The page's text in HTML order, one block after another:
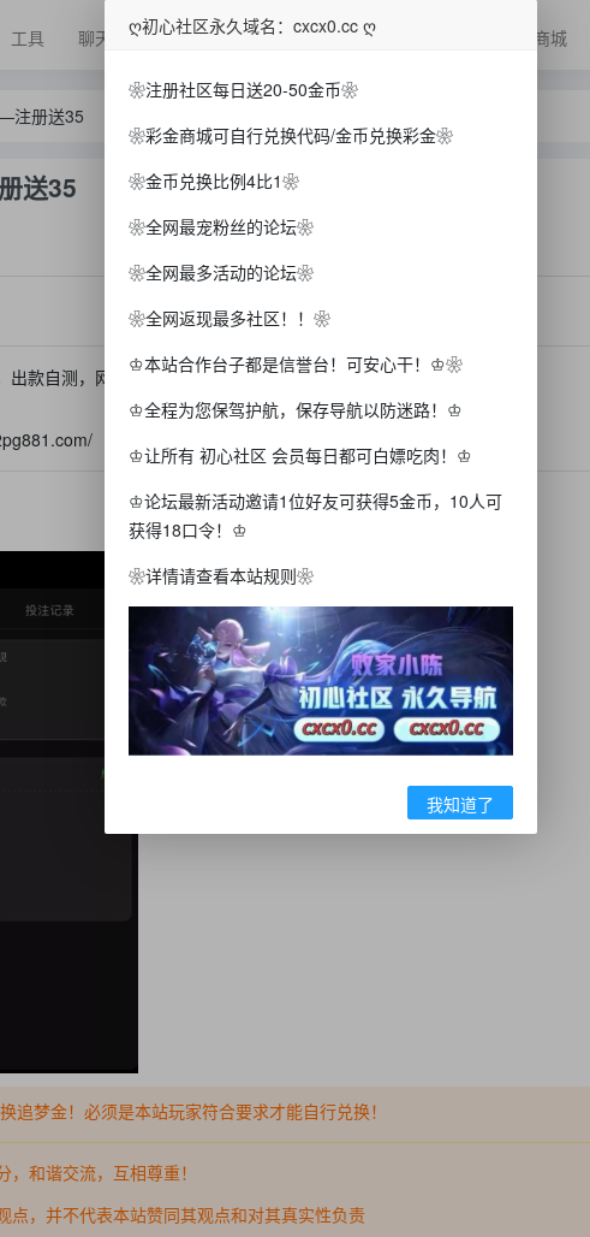
工具 聊天 抽/爆浆 美女 广告 彩金商城
注册送35
送35
出款自测，网址横财饱满】PG官方最新入
追梦金！必须是本站玩家符合要求才能自行兑换！
，和谐交流，互相尊重！
点，并不代表本站赞同其观点和对其真实性负责
ღ初心社区永久域名：cxcx0.cc ღ
❀注册社区每日送20-50金币❀
❀彩金商城可自行兑换代码/金币兑换彩金❀
❀金币兑换比例4比1❀
❀全网最宠粉丝的论坛❀
❀全网最多活动的论坛❀
❀全网返现最多社区！！❀
♔本站合作台子都是信誉台！可安心干！♔❀
♔全程为您保驾护航，保存导航以防迷路！♔
♔让所有 初心社区 会员每日都可白嫖吃肉！♔
♔论坛最新活动邀请1位好友可获得5金币，10人可
获得18口令！♔
❀详情请查看本站规则❀
我知道了